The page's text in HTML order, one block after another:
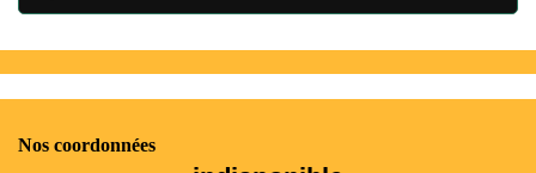
Nos coordonnées